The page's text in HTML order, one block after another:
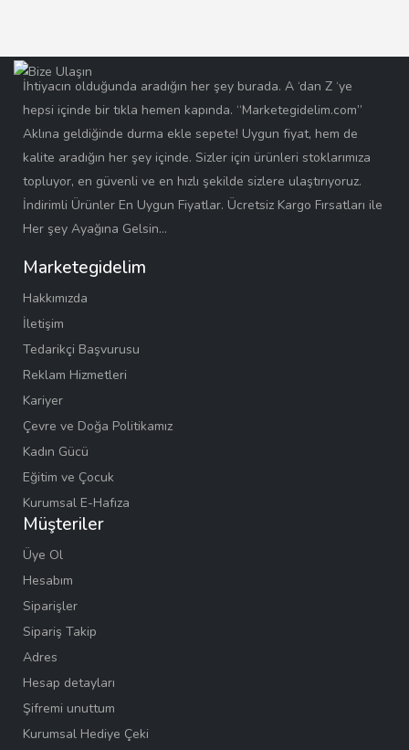
İhtiyacın olduğunda aradığın her şey burada. A ‘dan Z ‘ye
hepsi içinde bir tıkla hemen kapında. “Marketegidelim.com”
Aklına geldiğinde durma ekle sepete! Uygun fiyat, hem de
kalite aradığın her şey içinde. Sizler için ürünleri stoklarımıza
topluyor, en güvenli ve en hızlı şekilde sizlere ulaştırıyoruz.
İndirimli Ürünler En Uygun Fiyatlar. Ücretsiz Kargo Fırsatları ile
Her şey Ayağına Gelsin…
Marketegidelim
Hakkımızda
İletişim
Tedarikçi Başvurusu
Reklam Hizmetleri
Kariyer
Çevre ve Doğa Politikamız
Kadın Gücü
Eğitim ve Çocuk
Kurumsal E-Hafıza
Müşteriler
Üye Ol
Hesabım
Siparişler
Sipariş Takip
Adres
Hesap detayları
Şifremi unuttum
Kurumsal Hediye Çeki